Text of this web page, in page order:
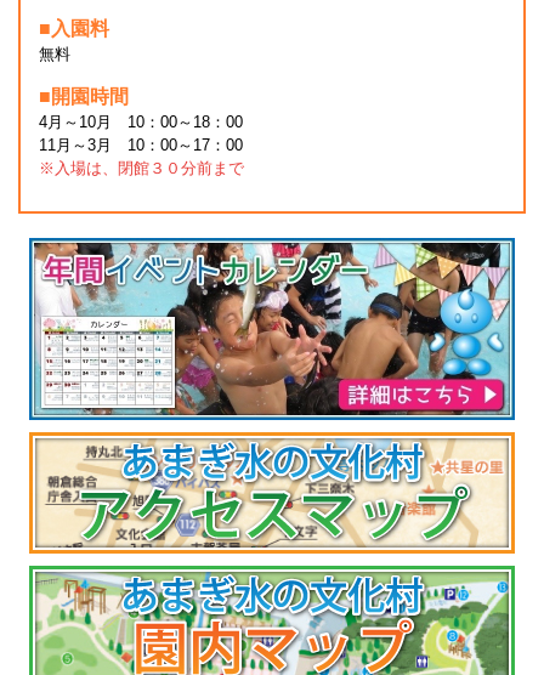
■入園料
無料
■開園時間
4月～10月 10：00～18：00
11月～3月 10：00～17：00
※入場は、閉館３０分前まで